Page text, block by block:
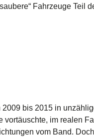
Fahrzeuge Teil
bis 2015 in
vortäuschte, im realen
vom Band.